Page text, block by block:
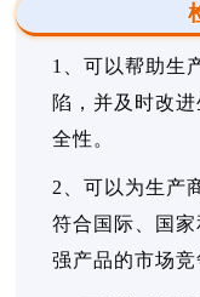
1、可以帮助生
陷，并及时改
全性。
2、可以为生产
符合国际、国
强产品的市场竞